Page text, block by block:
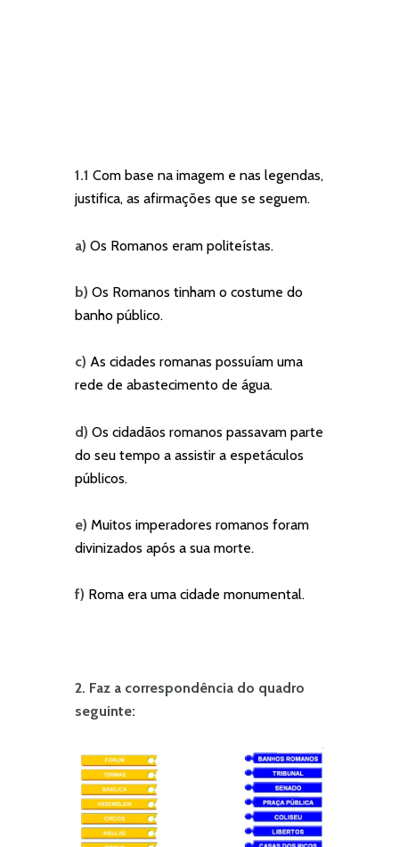
1.1 Com base na imagem e nas legendas,
justifica, as afirmações que se seguem.
a) Os Romanos eram politeístas.
b) Os Romanos tinham o costume do
banho público.
c) As cidades romanas possuíam uma
rede de abastecimento de água.
d) Os cidadãos romanos passavam parte
do seu tempo a assistir a espetáculos
públicos.
e) Muitos imperadores romanos foram
divinizados após a sua morte.
f) Roma era uma cidade monumental.
2. Faz a correspondência do quadro
seguinte: